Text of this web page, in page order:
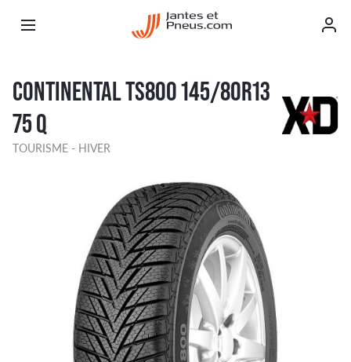
CONTINENTAL TS800 145/80R13
75 Q
TOURISME - HIVER